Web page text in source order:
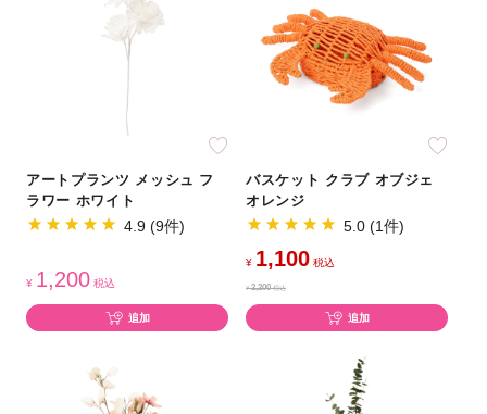
アートプランツ メッシュ フ
ラワー ホワイト
4.9 (9件)
¥ 1,200 税込
追加
バスケット クラブ オブジェ
オレンジ
5.0 (1件)
¥ 1,100 税込
¥2,200税込
追加